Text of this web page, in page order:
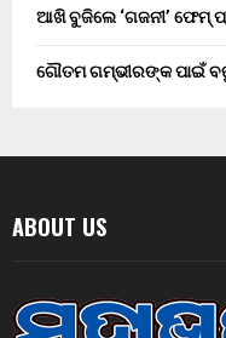
ଆଖି ବୁଜିଲେ ‘ଗଜନୀ’ ଫେମ୍
ଗୌତମ ଗମ୍ଭୀରଙ୍କ ପାଇଁ
ABOUT US